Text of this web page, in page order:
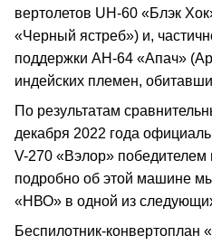
вертолетов UH-60 «Блэк
«Черный ястреб») и,
поддержки АН-64 «Апач»
индейских племен,
По результатам
декабря 2022 года
V-270 «Вэлор» победителем
подробно об этой машине
«НВО» в одной из
Беспилотник-конвертоплан